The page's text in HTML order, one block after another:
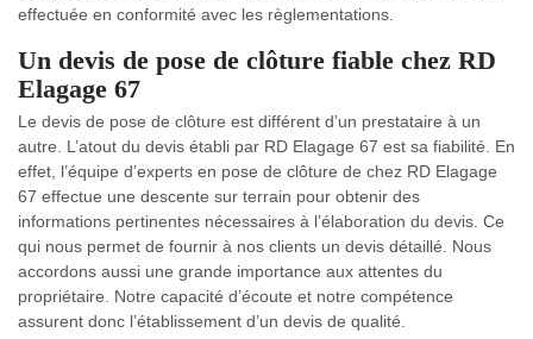
effectuée en conformité avec les règlementations.
Un devis de pose de clôture fiable chez RD
Elagage 67
Le devis de pose de clôture est différent d’un prestataire à un
autre. L’atout du devis établi par RD Elagage 67 est sa fiabilité. En
effet, l’équipe d’experts en pose de clôture de chez RD Elagage
67 effectue une descente sur terrain pour obtenir des
informations pertinentes nécessaires à l’élaboration du devis. Ce
qui nous permet de fournir à nos clients un devis détaillé. Nous
accordons aussi une grande importance aux attentes du
propriétaire. Notre capacité d’écoute et notre compétence
assurent donc l’établissement d’un devis de qualité.